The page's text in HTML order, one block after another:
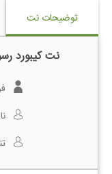
توضیحات نت
نت کیبورد